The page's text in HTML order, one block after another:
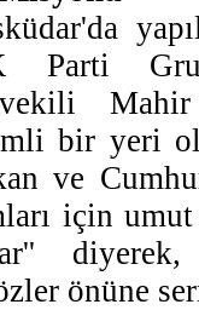
Parti
bir yeri
ve
için
diyerek,
önüne